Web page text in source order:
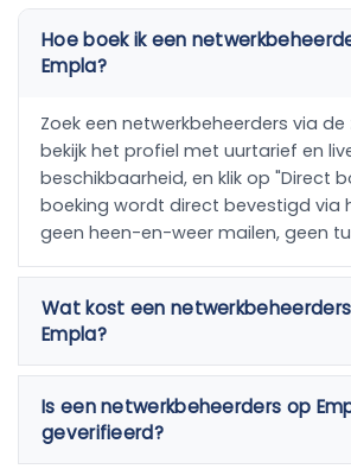
Hoe boek ik een
Empla?
Zoek een netwerkbeheerders via
bekijk het profiel met uurtarief en
beschikbaarheid, en klik op "Direct
boeking wordt direct bevestigd via
geen heen-en-weer mailen, geen
Wat kost een
Empla?
Is een netwerkbeheerders op
geverifieerd?